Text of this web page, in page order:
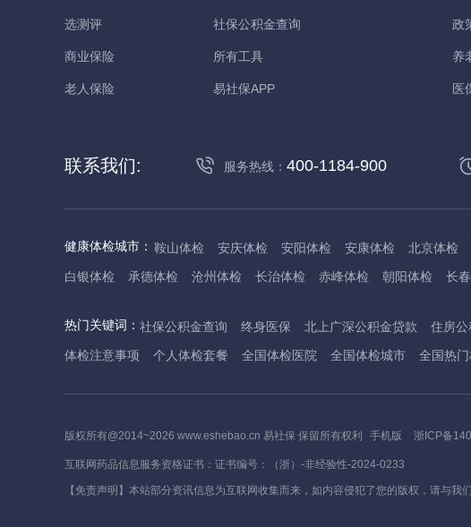
选测评
商业保险
老人保险
社保公积金查询
所有工具
易社保APP
政
养
医
联系我们: 服务热线： 400-1184-900
健康体检城市： 鞍山体检 安庆体检 安阳体检 安康体检 北京体检
白银体检
承德体检 沧州体检 长治体检 赤峰体检 朝阳体检 长
抚州体检
佛山体检 防城港体检 赣州体检 广州体检 桂林体检
哈尔滨体检
淮安体检 杭州体检 湖州体检 合肥体检 淮南体检
河池体检
海口体检 汉中体检 晋城体检 晋中体检 锦州体检 吉
热门关键词： 社保公积金查询 终身医保 北上广深公积金贷款 住房公
体检注意事项
个人体检套餐 全国体检医院 全国体检城市 全国热
版权所有@2014~2026 www.eshebao.cn 易社保 保留所有权利 手机版 浙ICP备
互联网药品信息服务资格证书：证书编号：（浙）-非经验性-2024-0233
【免责声明】本站部分资讯信息为互联网收集而来，如内容侵犯了您的版权，请与我